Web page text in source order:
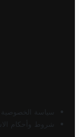
سياسة الخصوصية
شروط وأحكام